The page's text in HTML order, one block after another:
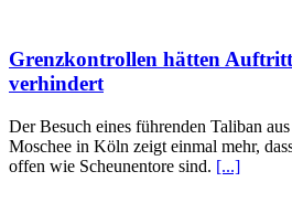
Grenzkontrollen hätten
verhindert
Der Besuch eines führenden Taliban
Moschee in Köln zeigt einmal mehr,
offen wie Scheunentore sind. [...]